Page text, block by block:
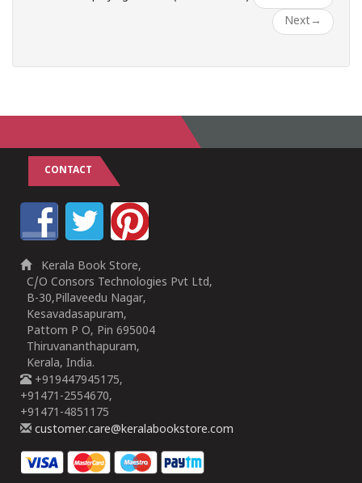
Next→
CONTACT
Kerala Book Store,
C/O Consors Technologies Pvt Ltd,
B-30,Pillaveedu Nagar,
Kesavadasapuram,
Pattom P O, Pin 695004
Thiruvananthapuram,
Kerala, India.
+919447945175,
+91471-2554670,
+91471-4851175
customer.care@keralabookstore.com